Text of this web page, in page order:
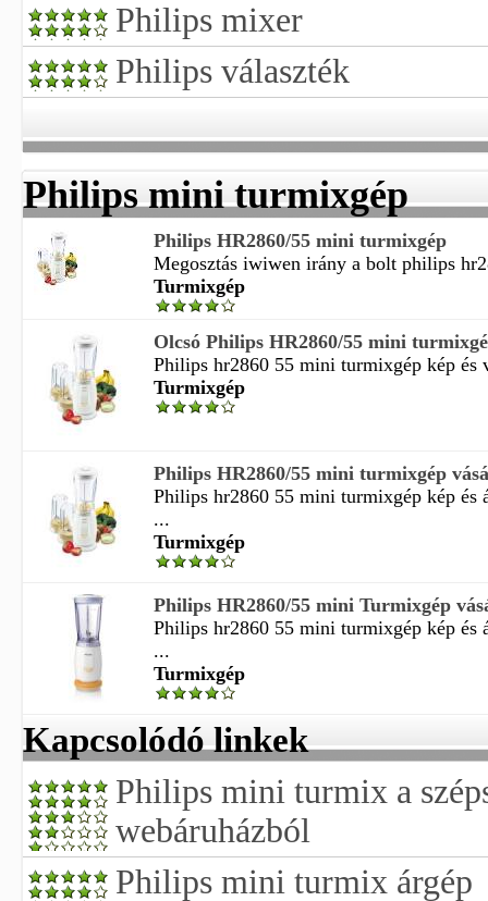
Philips mixer
Philips választék
Philips mini turmixgép
Philips HR2860/55 mini turmixgép
Megosztás iwiwen irány a bolt philips
Turmixgép
Olcsó Philips HR2860/55 mini
Philips hr2860 55 mini turmixgép kép és
Turmixgép
Philips HR2860/55 mini turmixgép
Philips hr2860 55 mini turmixgép kép és
...
Turmixgép
Philips HR2860/55 mini Turmixgép
Philips hr2860 55 mini turmixgép kép és
...
Turmixgép
Kapcsolódó linkek
Philips mini turmix a
webáruházból
Philips mini turmix árgép